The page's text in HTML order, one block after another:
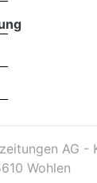
AG -
Wohlen